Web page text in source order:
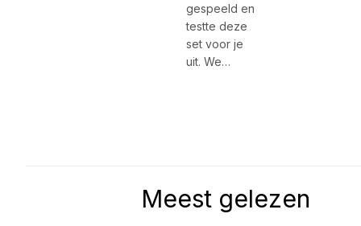
gespeeld en
testte deze
set voor je
uit. We…
Meest gelezen